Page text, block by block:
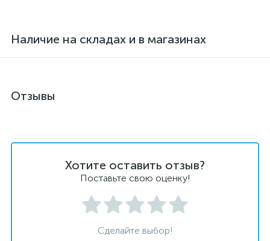
Наличие на складах и в магазинах
Отзывы
Хотите оставить отзыв?
Поставьте свою оценку!
Сделайте выбор!